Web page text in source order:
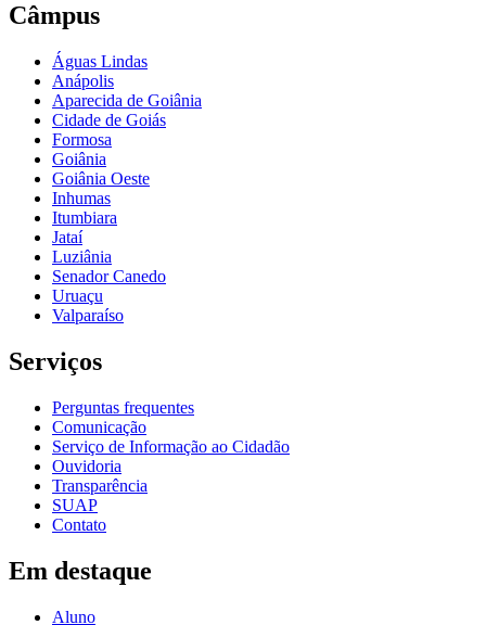
Câmpus
Águas Lindas
Anápolis
Aparecida de Goiânia
Cidade de Goiás
Formosa
Goiânia
Goiânia Oeste
Inhumas
Itumbiara
Jataí
Luziânia
Senador Canedo
Uruaçu
Valparaíso
Serviços
Perguntas frequentes
Comunicação
Serviço de Informação ao Cidadão
Ouvidoria
Transparência
SUAP
Contato
Em destaque
Aluno